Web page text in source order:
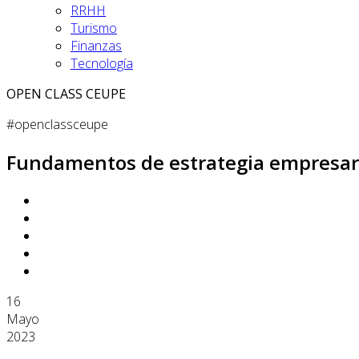
RRHH
Turismo
Finanzas
Tecnología
OPEN CLASS CEUPE
#openclassceupe
Fundamentos de estrategia
16
Mayo
2023